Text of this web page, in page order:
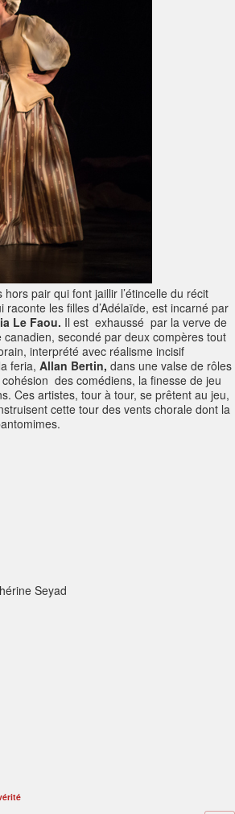
pair qui font jaillir l’étincelle du récit
les filles d’Adélaïde, est incarné par
Le Faou. Il est exhaussé par la verve de
secondé par deux compères tout
interprété avec réalisme incisif
feria, Allan Bertin, dans une valse de rôles
des comédiens, la finesse de jeu
Ces artistes, tour à tour, se prêtent au jeu,
cette tour des vents chorale dont la
Seyad